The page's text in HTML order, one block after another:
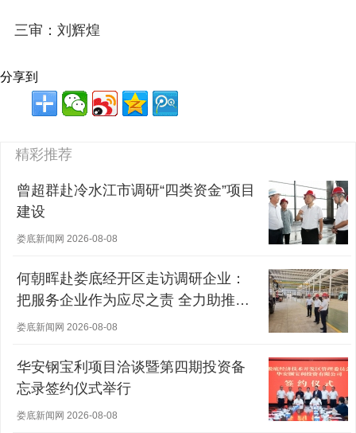
三审：刘辉煌
分享到
精彩推荐
曾超群赴冷水江市调研“四类资金”项目
建设
娄底新闻网 2026-08-08
何朝晖赴娄底经开区走访调研企业：
把服务企业作为应尽之责 全力助推经
营主体稳健发展
娄底新闻网 2026-08-08
华安钢宝利项目洽谈暨第四期投资备
忘录签约仪式举行
娄底新闻网 2026-08-08